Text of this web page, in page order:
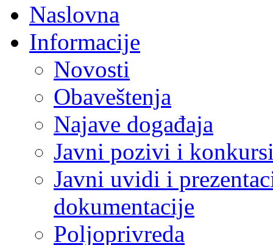
Naslovna
Informacije
Novosti
Obaveštenja
Najave događaja
Javni pozivi i
Javni uvidi i
dokumentacije
Poljoprivreda